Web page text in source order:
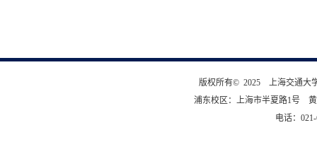
版权所有© 2025 上海交通大
浦东校区：上海市半夏路1号
电话：